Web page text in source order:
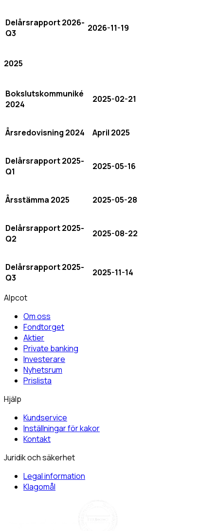
Delårsrapport 2026-
Q3
2026-11-19
2025
Bokslutskommuniké
2024
2025-02-21
Årsredovisning 2024 April 2025
Delårsrapport 2025-
Q1
2025-05-16
Årsstämma 2025 2025-05-28
Delårsrapport 2025-
Q2
2025-08-22
Delårsrapport 2025-
Q3
2025-11-14
Alpcot
Om oss
Fondtorget
Aktier
Private banking
Investerare
Nyhetsrum
Prislista
Hjälp
Kundservice
Inställningar för kakor
Kontakt
Juridik och säkerhet
Legal information
Klagomål